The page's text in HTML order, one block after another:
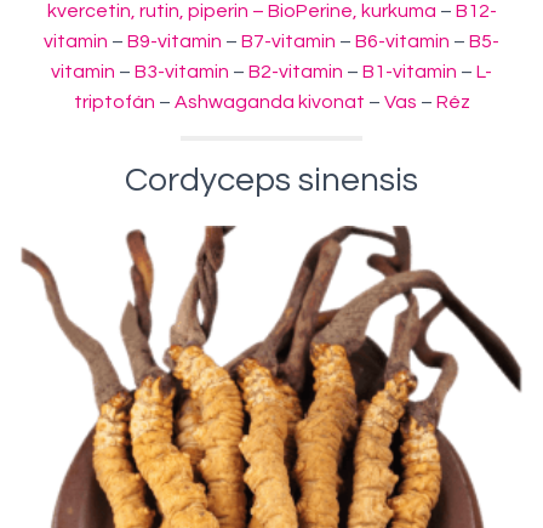
kvercetin, rutin, piperin – BioPerine, kurkuma – B12-
vitamin – B9-vitamin – B7-vitamin – B6-vitamin – B5-
vitamin – B3-vitamin – B2-vitamin – B1-vitamin – L-
triptofán – Ashwaganda kivonat – Vas – Réz
Cordyceps sinensis